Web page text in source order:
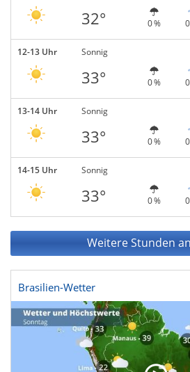
32° 0 %
12-13 Uhr Sonnig
33° 0 %
13-14 Uhr Sonnig
33° 0 %
14-15 Uhr Sonnig
33° 0 %
Weitere Stunden
Brasilien-Wetter